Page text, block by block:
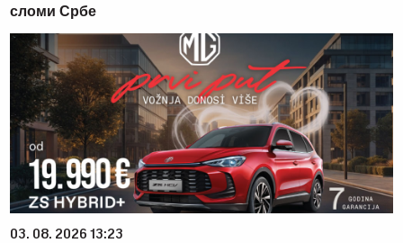
сломи Србе
03. 08. 2026 13:23